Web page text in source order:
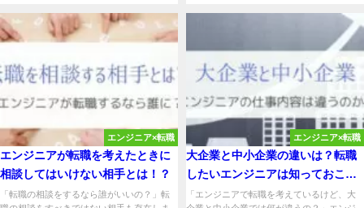
エンジニア×転職
エンジニアが転職を考えたときに
相談してはいけない相手とは！？
「転職の相談をするなら誰がいいの？」転
エンジニア×転職
大企業と中小企業の違いは？転職
したいエンジニアは知っておこ
う！
「エンジニアで転職を考えているけど、大